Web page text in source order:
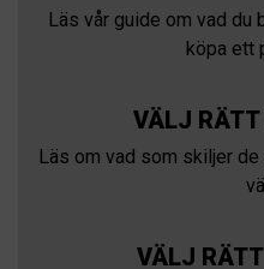
Läs vår guide om vad du
köpa ett
VÄLJ
Läs om vad som skiljer
VÄLJ